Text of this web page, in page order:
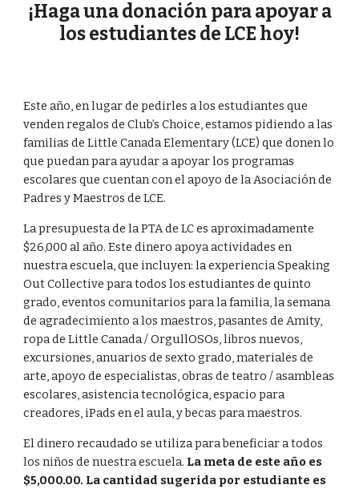
¡Haga una donación para apoyar a
los estudiantes de LCE hoy!
Este año, en lugar de pedirles a los estudiantes que
venden regalos de Club’s Choice, estamos pidiendo a las
familias de Little Canada Elementary (LCE) que donen lo
que puedan para ayudar a apoyar los programas
escolares que cuentan con el apoyo de la Asociación de
Padres y Maestros de LCE.
La presupuesta de la PTA de LC es aproximadamente
$26,000 al año. Este dinero apoya actividades en
nuestra escuela, que incluyen: la experiencia Speaking
Out Collective para todos los estudiantes de quinto
grado, eventos comunitarios para la familia, la semana
de agradecimiento a los maestros, pasantes de Amity,
ropa de Little Canada / OrgullOSOs, libros nuevos,
excursiones, anuarios de sexto grado, materiales de
arte, apoyo de especialistas, obras de teatro / asambleas
escolares, asistencia tecnológica, espacio para
creadores, iPads en el aula, y becas para maestros.
El dinero recaudado se utiliza para beneficiar a todos
los niños de nuestra escuela. La meta de este año es
$5,000.00. La cantidad sugerida por estudiante es